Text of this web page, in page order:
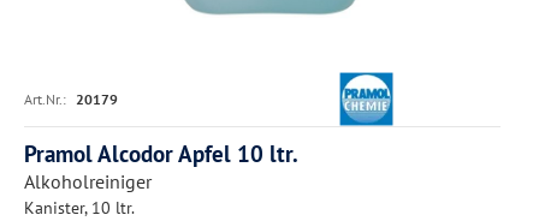
Art.Nr.: 20179
Pramol Alcodor Apfel 10 ltr.
Alkoholreiniger
Kanister, 10 ltr.